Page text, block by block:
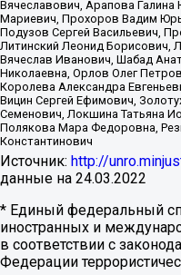
Вячеславович, Арапова
Мариевич, Прохоров Вадим
Подузов Сергей Васильевич,
Литинский Леонид Борисович,
Вячеслав Иванович, Шабад
Николаевна, Орлов Олег
Королева Александра
Вицин Сергей Ефимович,
Семенович, Локшина Татьяна
Полякова Мара Федоровна,
Константинович
Источник: http://
данные на 24.03.2022
* Единый федеральный
иностранных и
в соответствии с
Федерации